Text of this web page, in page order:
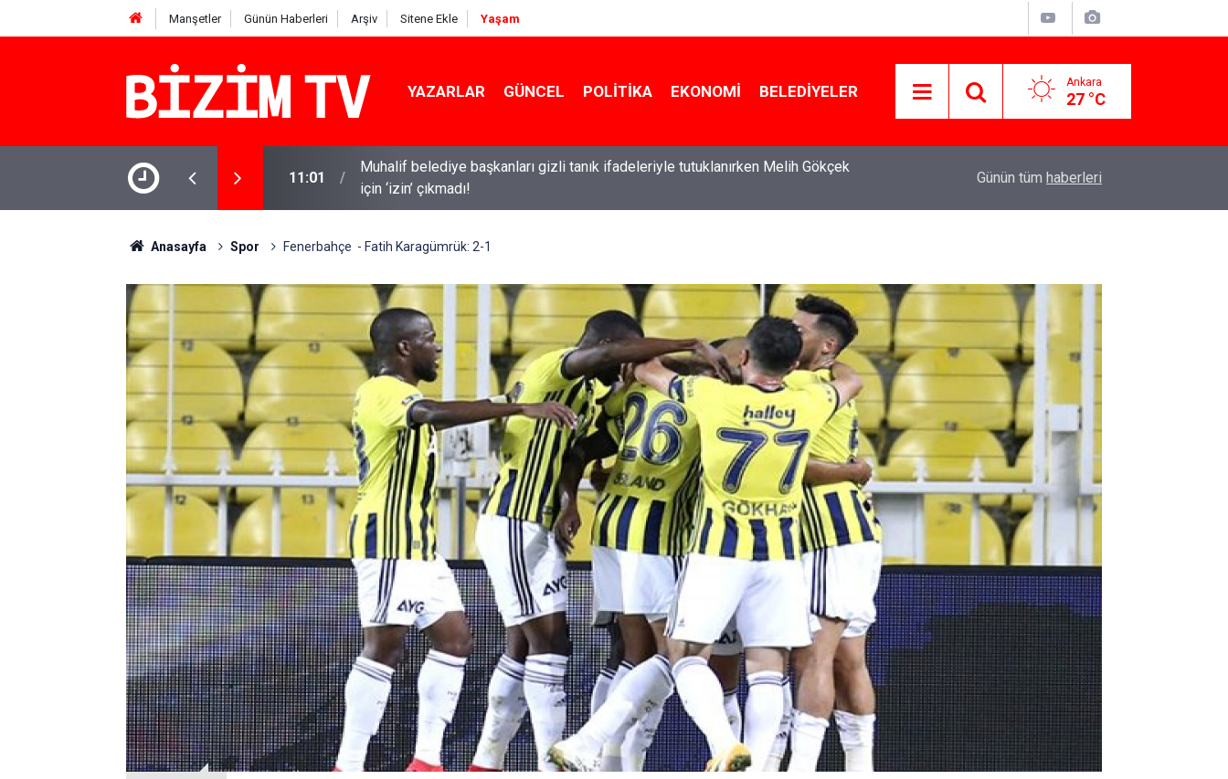
Manşetler Günün Haberleri Arşiv Sitene Ekle Yaşam
YAZARLAR GÜNCEL POLITIKA EKONOMI BELEDIYELER Ankara
27 °C
ifadeleriyle tutuklanırken Melih Gökçek
10:58 Kanlı saldırıların ardından okullarda yeni dönem başlıyor! YSK'dan YENİ Parti kararı: 15 yıllık temsilci
Günün tüm haberleri
Anasayfa Spor Fenerbahçe - Fatih Karagümrük: 2-1